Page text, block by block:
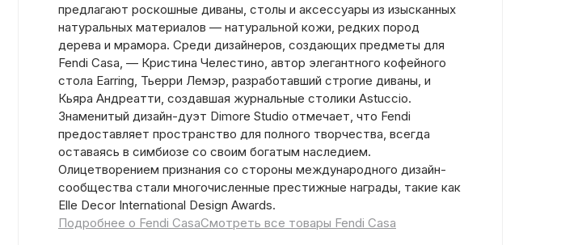
предлагают роскошные диваны, столы и аксессуары из изысканных
натуральных материалов — натуральной кожи, редких пород
дерева и мрамора. Среди дизайнеров, создающих предметы для
Fendi Casa, — Кристина Челестино, автор элегантного кофейного
стола Earring, Тьерри Лемэр, разработавший строгие диваны, и
Кьяра Андреатти, создавшая журнальные столики Astuccio.
Знаменитый дизайн-дуэт Dimore Studio отмечает, что Fendi
предоставляет пространство для полного творчества, всегда
оставаясь в симбиозе со своим богатым наследием.
Олицетворением признания со стороны международного дизайн-
сообщества стали многочисленные престижные награды, такие как
Elle Decor International Design Awards.
Подробнее о Fendi CasaСмотреть все товары Fendi Casa